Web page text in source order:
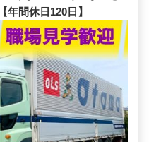
間休日120日】